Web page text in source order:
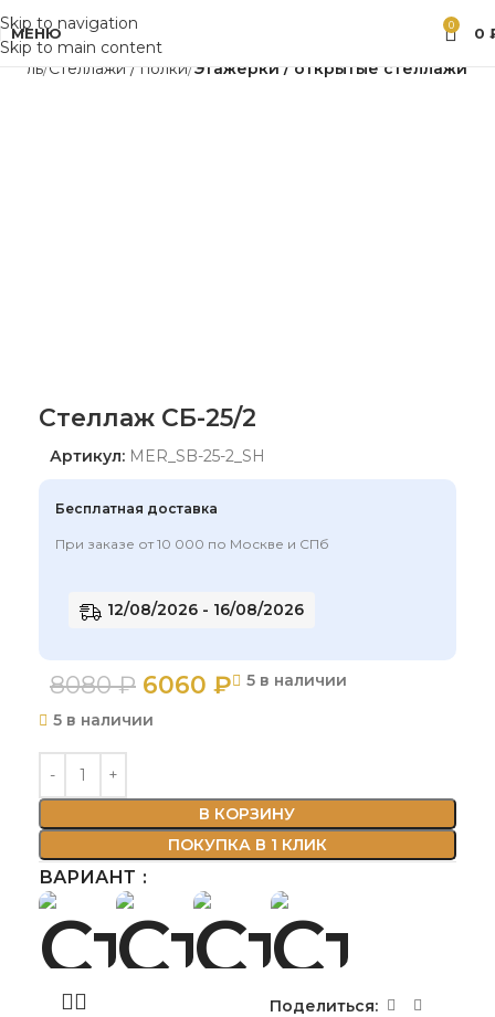
Skip to navigation
Skip to main content
МЕНЮ 0 0
Стеллажи / полки Этажерки / открытые стеллажи
Стеллаж СБ-25/2
Артикул: MER_SB-25-2_SH
Бесплатная доставка
При заказе от 10 000 по Москве и СПб
12/08/2026 - 16/08/2026
8080₽ 6060 ₽
5 в наличии
5 в наличии
В КОРЗИНУ
ПОКУПКА В 1 КЛИК
ВАРИАНТ
Поделиться: